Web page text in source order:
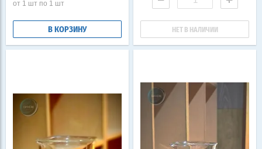
от 1 шт по 1 шт
В КОРЗИНУ НЕТ В НАЛИЧИИ